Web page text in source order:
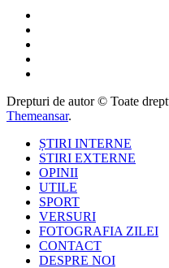
Drepturi de autor © Toate
Themeansar.
ȘTIRI INTERNE
STIRI EXTERNE
OPINII
UTILE
SPORT
VERSURI
FOTOGRAFIA ZILEI
CONTACT
DESPRE NOI